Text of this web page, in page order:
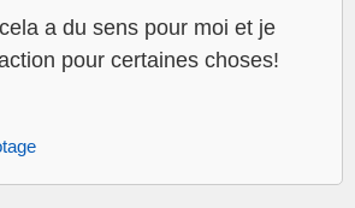
a du sens pour moi et je
pour certaines choses!